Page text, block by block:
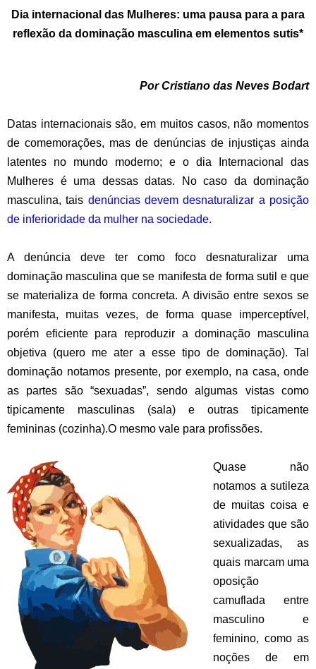
Dia internacional das Mulheres: uma pausa para a para
reflexão da dominação masculina em elementos sutis*
Por Cristiano das Neves Bodart
Datas internacionais são, em muitos casos, não momentos
de comemorações, mas de denúncias de injustiças ainda
latentes no mundo moderno; e o dia Internacional das
Mulheres é uma dessas datas. No caso da dominação
masculina, tais denúncias devem desnaturalizar a posição
de inferioridade da mulher na sociedade.
A denúncia deve ter como foco desnaturalizar uma
dominação masculina que se manifesta de forma sutil e que
se materializa de forma concreta. A divisão entre sexos se
manifesta, muitas vezes, de forma quase imperceptível,
porém eficiente para reproduzir a dominação masculina
objetiva (quero me ater a esse tipo de dominação). Tal
dominação notamos presente, por exemplo, na casa, onde
as partes são “sexuadas”, sendo algumas vistas como
tipicamente masculinas (sala) e outras tipicamente
femininas (cozinha).O mesmo vale para profissões.
Quase não
notamos a sutileza
de muitas coisa e
atividades que são
sexualizadas, as
quais marcam uma
oposição
camuflada entre
masculino e
feminino, como as
noções de em